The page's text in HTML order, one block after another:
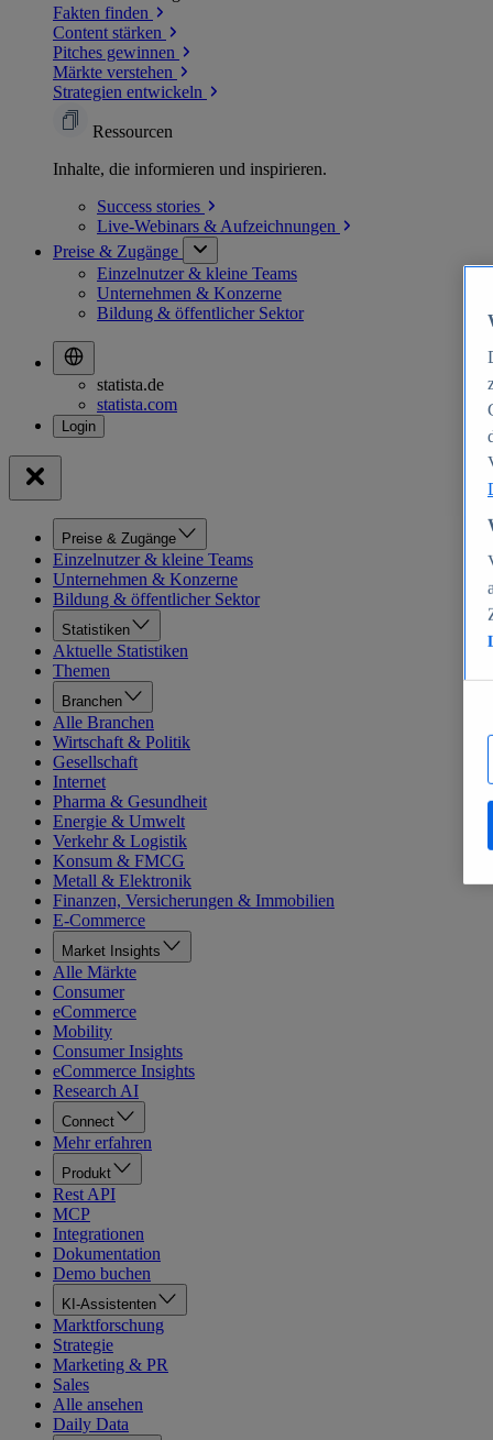
Fakten finden
Content stärken
Pitches gewinnen
Märkte verstehen
Strategien entwickeln
Ressourcen
Inhalte, die informieren und inspirieren.
Success stories
Live-Webinars & Aufzeichnungen
Preise & Zugänge
Einzelnutzer & kleine Teams
Unternehmen & Konzerne
Bildung & öffentlicher Sektor
statista.de
statista.com
Preise & Zugänge
Einzelnutzer & kleine Teams
Unternehmen & Konzerne
Bildung & öffentlicher Sektor
Statistiken
Aktuelle Statistiken
Themen
Branchen
Alle Branchen
Wirtschaft & Politik
Gesellschaft
Internet
Pharma & Gesundheit
Energie & Umwelt
Verkehr & Logistik
Konsum & FMCG
Metall & Elektronik
Finanzen, Versicherungen & Immobilien
E-Commerce
Market Insights
Alle Märkte
Consumer
eCommerce
Mobility
Consumer Insights
eCommerce Insights
Research AI
Connect
Mehr erfahren
Produkt
Rest API
MCP
Integrationen
Dokumentation
Demo buchen
KI-Assistenten
Marktforschung
Strategie
Marketing & PR
Sales
Alle ansehen
Daily Data